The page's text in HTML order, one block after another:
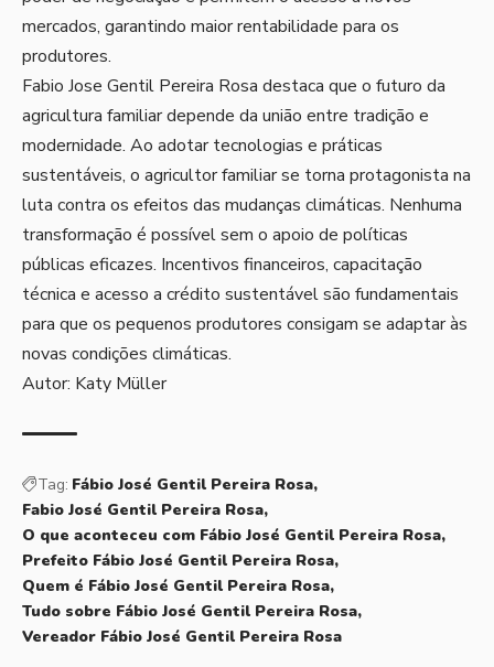
mercados, garantindo maior rentabilidade para os
produtores.
Fabio Jose Gentil Pereira Rosa destaca que o futuro da
agricultura familiar depende da união entre tradição e
modernidade. Ao adotar tecnologias e práticas
sustentáveis, o agricultor familiar se torna protagonista na
luta contra os efeitos das mudanças climáticas. Nenhuma
transformação é possível sem o apoio de políticas
públicas eficazes. Incentivos financeiros, capacitação
técnica e acesso a crédito sustentável são fundamentais
para que os pequenos produtores consigam se adaptar às
novas condições climáticas.
Autor: Katy Müller
Tag: Fábio José Gentil Pereira Rosa
Fabio José Gentil Pereira Rosa
O que aconteceu com Fábio José Gentil Pereira Rosa
Prefeito Fábio José Gentil Pereira Rosa
Quem é Fábio José Gentil Pereira Rosa
Tudo sobre Fábio José Gentil Pereira Rosa
Vereador Fábio José Gentil Pereira Rosa